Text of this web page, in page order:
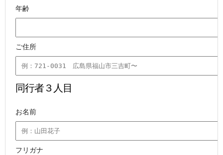
年齢
ご住所
同行者３人目
お名前
フリガナ